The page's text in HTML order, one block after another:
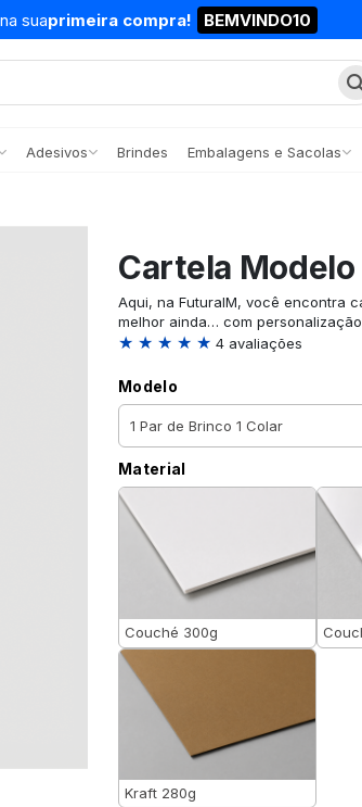
na suaprimeira compra! BEMVINDO10
Adesivos Brindes Embalagens e Sacolas
Cartela
Aqui, na FuturaIM, você encontra
melhor ainda… com
★ ★ ★ ★ ★ 4 avaliações
Modelo
Material
Couché 300g
Kraft 280g